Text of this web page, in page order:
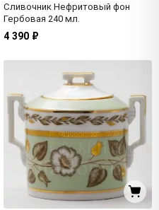
Сливочник Нефритовый фон
Гербовая 240 мл.
4 390 ₽